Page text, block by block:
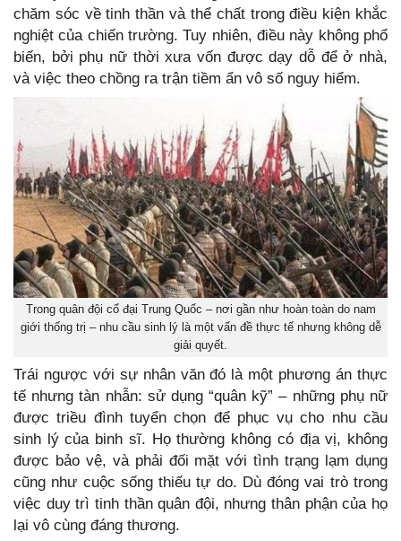
chăm sóc về tinh thần và thể chất trong điều kiện khắc
nghiệt của chiến trường. Tuy nhiên, điều này không phổ
biến, bởi phụ nữ thời xưa vốn được dạy dỗ để ở nhà,
và việc theo chồng ra trận tiềm ẩn vô số nguy hiểm.
Trong quân đội cổ đại Trung Quốc – nơi gần như hoàn toàn do nam
giới thống trị – nhu cầu sinh lý là một vấn đề thực tế nhưng không dễ
giải quyết.
Trái ngược với sự nhân văn đó là một phương án thực
tế nhưng tàn nhẫn: sử dụng “quân kỹ” – những phụ nữ
được triều đình tuyển chọn để phục vụ cho nhu cầu
sinh lý của binh sĩ. Họ thường không có địa vị, không
được bảo vệ, và phải đối mặt với tình trạng lạm dụng
cũng như cuộc sống thiếu tự do. Dù đóng vai trò trong
việc duy trì tinh thần quân đội, nhưng thân phận của họ
lại vô cùng đáng thương.